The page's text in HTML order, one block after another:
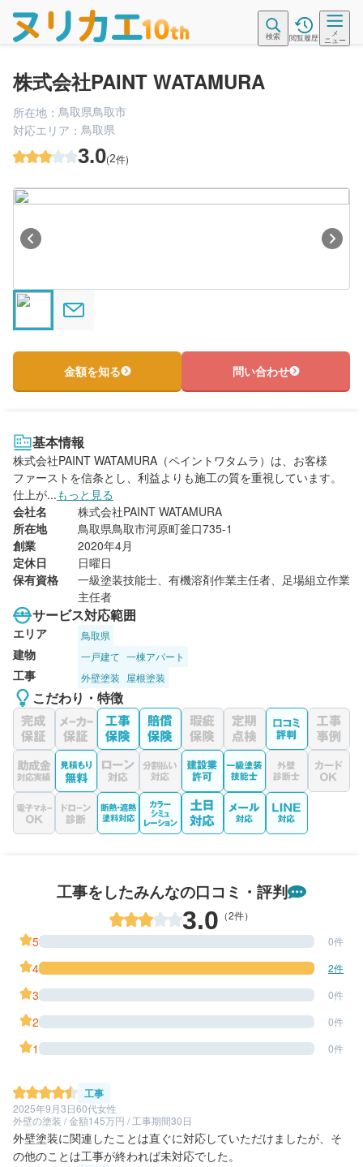
検索 閲覧履歴
メ
ニュー
株式会社PAINT WATAMURA
所在地： 鳥取県鳥取市
対応エリア： 鳥取県
3.0(2件)
金額を知る 問い合わせ
基本情報
株式会社PAINT WATAMURA（ペイントワタムラ）は、お客様
ファーストを信条とし、利益よりも施工の質を重視しています。
仕上が...もっと見る
会社名
株式会社PAINT WATAMURA
所在地
鳥取県鳥取市河原町釜口735-1
創業
2020年4月
定休日
日曜日
保有資格
一級塗装技能士、有機溶剤作業主任者、足場組立作業
主任者
サービス対応範囲
エリア 鳥取県
建物 一戸建て 一棟アパート
工事 外壁塗装 屋根塗装
こだわり・特徴
工事をしたみんなの口コミ・評判
3.0 （2件）
5 0件
4 2件
3 0件
2 0件
1 0件
工事
2025年9月3日60代女性
外壁の塗装 / 金額145万円 / 工事期間30日
外壁塗装に関連したことは直ぐに対応していただけましたが、そ
の他のことは工事が終われば未対応でした。